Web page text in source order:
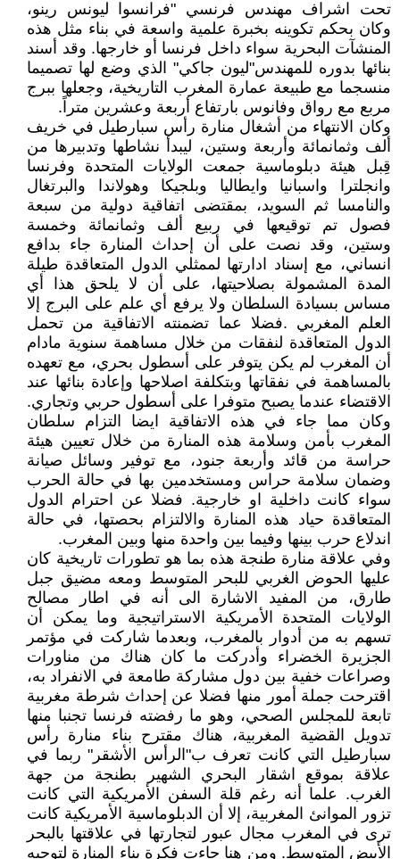
تحت اشراف مهندس فرنسي "فرانسوا ليونس رينو،
وكان بحكم تكوينه بخبرة علمية واسعة في بناء مثل هذه
المنشآت البحرية سواء داخل فرنسا أو خارجها. وقد أسند
بنائها بدوره للمهندس"ليون جاكي" الذي وضع لها تصميما
منسجما مع طبيعة عمارة المغرب التاريخية، وجعلها ببرج
مربع مع رواق وفانوس بارتفاع أربعة وعشرين متراً.
وكان الانتهاء من أشغال منارة رأس سبارطيل في خريف
ألف وثمانمائة وأربعة وستين، ليبدأ نشاطها وتدبيرها من
قِبل هيئة دبلوماسية جمعت الولايات المتحدة وفرنسا
وانجلترا واسبانيا وايطاليا وبلجيكا وهولاندا والبرتغال
والنامسا ثم السويد، بمقتضى اتفاقية دولية من سبعة
فصول تم توقيعها في ربيع ألف وثمانمائة وخمسة
وستين، وقد نصت على أن إحداث المنارة جاء بدافع
انساني، مع إسناد ادارتها لممثلي الدول المتعاقدة طيلة
المدة المشمولة بصلاحيتها، على أن لا يلحق هذا أي
مساس بسيادة السلطان ولا يرفع أي علم على البرج إلا
العلم المغربي .فضلا عما تضمنته الاتفاقية من تحمل
الدول المتعاقدة لنفقات من خلال مساهمة سنوية مادام
أن المغرب لم يكن يتوفر على أسطول بحري، مع تعهده
بالمساهمة في نفقاتها وبتكلفة اصلاحها وإعادة بنائها عند
الاقتضاء عندما يصبح متوفرا على أسطول حربي وتجاري.
وكان مما جاء في هذه الاتفاقية ايضا التزام سلطان
المغرب بأمن وسلامة هذه المنارة من خلال تعيين هيئة
حراسة من قائد وأربعة جنود، مع توفير وسائل صيانة
وضمان سلامة حراس ومستخدمين بها في حالة الحرب
سواء كانت داخلية او خارجية. فضلا عن احترام الدول
المتعاقدة حياد هذه المنارة والالتزام بحصتها، في حالة
اندلاع حرب بينها وفيما بين واحدة منها وبين المغرب.
وفي علاقة منارة طنجة هذه بما هو تطورات تاريخية كان
عليها الحوض الغربي للبحر المتوسط ومعه مضيق جبل
طارق، من المفيد الاشارة الى أنه في اطار مصالح
الولايات المتحدة الأمريكية الاستراتيجية وما يمكن أن
تسهم به من أدوار بالمغرب، وبعدما شاركت في مؤتمر
الجزيرة الخضراء وأدركت ما كان هناك من مناورات
وصراعات خفية بين دول مشاركة طامعة في الانفراد به،
اقترحت جملة أمور منها فضلا عن إحداث شرطة مغربية
تابعة للمجلس الصحي، وهو ما رفضته فرنسا تجنبا منها
تدويل القضية المغربية، هناك مقترح بناء منارة رأس
سبارطيل التي كانت تعرف ب"الرأس الأشقر" ربما في
علاقة بموقع اشقار البحري الشهير بطنجة من جهة
الغرب. علما أنه رغم قلة السفن الأمريكية التي كانت
تزور الموانئ المغربية، إلا أن الدبلوماسية الأمريكية كانت
ترى في المغرب مجال عبور لتجارتها في علاقتها بالبحر
الأبيض المتوسط. ومن هنا جاءت فكرة بناء المنارة لتوجيه